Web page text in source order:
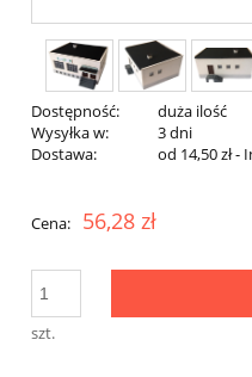
Dostępność:
duża ilość
Wysyłka w:
3 dni
Dostawa:
od 14,50 zł-
Cena nie zawiera
Cena: 56,28 zł
szt.